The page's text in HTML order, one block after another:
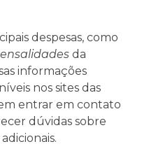
despesas, como
da
informações
nos sites das
entrar em contato
dúvidas sobre